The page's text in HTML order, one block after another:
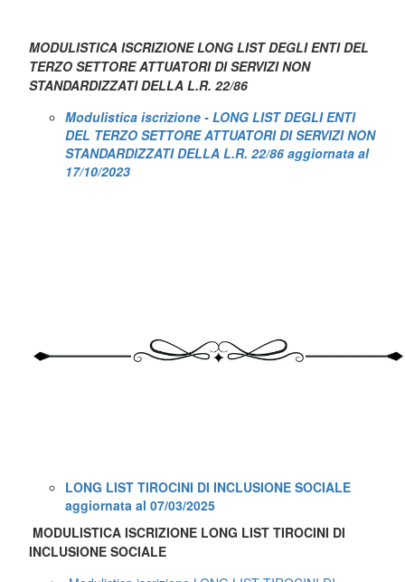
MODULISTICA ISCRIZIONE LONG LIST DEGLI ENTI DEL
TERZO SETTORE ATTUATORI DI SERVIZI NON
STANDARDIZZATI DELLA L.R. 22/86
Modulistica iscrizione - LONG LIST DEGLI ENTI
DEL TERZO SETTORE ATTUATORI DI SERVIZI NON
STANDARDIZZATI DELLA L.R. 22/86 aggiornata al
17/10/2023
LONG LIST TIROCINI DI INCLUSIONE SOCIALE
aggiornata al 07/03/2025
MODULISTICA ISCRIZIONE LONG LIST TIROCINI DI
INCLUSIONE SOCIALE